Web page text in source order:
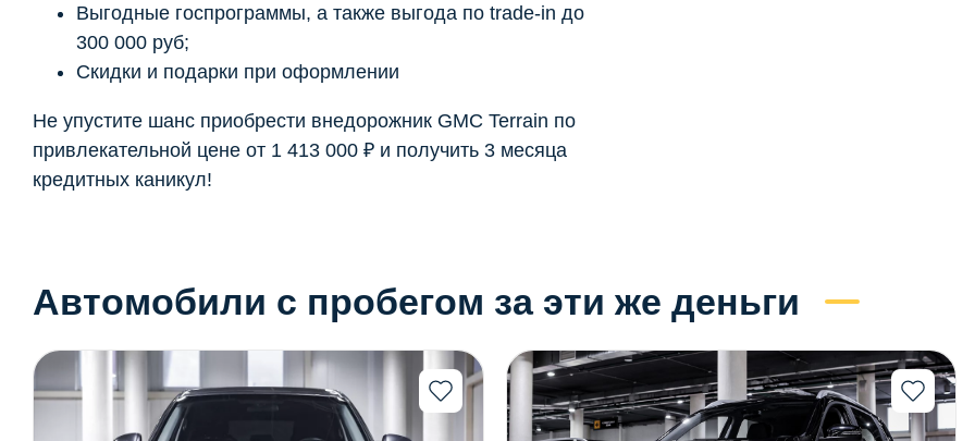
Выгодные госпрограммы, а также выгода по trade-in до
300 000 руб;
Скидки и подарки при оформлении
Не упустите шанс приобрести внедорожник GMC Terrain по
привлекательной цене от 1 413 000 ₽ и получить 3 месяца
кредитных каникул!
Автомобили с пробегом за эти же деньги